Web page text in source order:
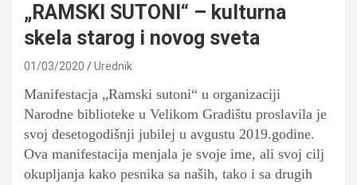
„RAMSKI SUTONI“ – kulturna
skela starog i novog sveta
01/03/2020 Urednik
Manifestacja „Ramski sutoni“ u organizaciji
Narodne biblioteke u Velikom Gradištu proslavila je
svoj desetogodišnji jubilej u avgustu 2019.godine.
Ova manifestacija menjala je svoje ime, ali svoj cilj
okupljanja kako pesnika sa naših, tako i sa drugih